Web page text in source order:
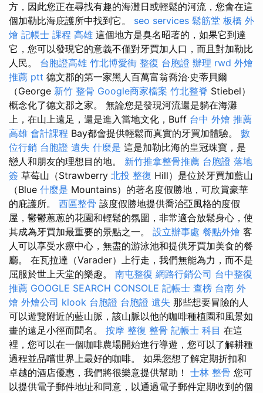
方，因此您正在尋找有趣的海灘日或輕鬆的河流，您會在這
個加勒比海庇護所中找到它。 seo services 鬆筋堂 板橋 外
燴 記帳士 課程 高雄 這個地方是臭名昭著的，如果它到達
它，您可以發現它的意義不僅對牙買加人口，而且對加勒比
人民。 台胞證高雄 竹北博愛街 整復 台胞證 辦理 rwd 外燴
推薦 ptt 德文郡的第一家黑人百萬富翁喬治·史蒂貝爾
（George 新竹 整骨 Google商家檔案 竹北整脊 Stiebel）
概念化了德文郡之家。 無論您是發現河流還是躺在海灘
上，在山上遠足，還是進入當地文化，Buff 台中 外燴 推薦
高雄 會計課程 Bay都會提供輕鬆而真實的牙買加體驗。 數
位行銷 台胞證 遺失 什麼是 這是加勒比海的皇冠珠寶，是
戀人和朋友的理想目的地。 新竹推拿整骨推薦 台胞證 落地
簽 草莓山（Strawberry 北投 整復 Hill）是位於牙買加藍山
（Blue 什麼是 Mountains）的著名度假勝地，可欣賞豪華
的庇護所。 西區整骨 該度假勝地提供喬治亞風格的度假
屋，鬱鬱蔥蔥的花園和輕鬆的氛圍，非常適合放鬆身心，使
其成為牙買加最重要的景點之一。 設立辦事處 餐點外燴 客
人可以享受水療中心，無盡的游泳池和提供牙買加美食的餐
廳。 在瓦拉達（Varader）上行走，我們無能為力，而不是
屈服於世上天堂的樂趣。 南屯整復 網路行銷公司 台中整復
推薦 GOOGLE SEARCH CONSOLE 記帳士 查榜 台南 外
燴 外燴公司 klook 台胞證 台胞證 遺失 那些想要冒險的人
可以遊覽附近的藍山脈，該山脈以他的咖啡種植園和風景如
畫的遠足小徑而聞名。 按摩 整復 整骨 記帳士 科目 在這
裡，您可以在一個咖啡農場開始進行導遊，您可以了解耕種
過程並品嚐世界上最好的咖啡。 如果您想了解定期折扣和
卓越的酒店優惠，我們將很樂意提供幫助！ 士林 整骨 您可
以提供電子郵件地址和同意，以通過電子郵件定期收到的個